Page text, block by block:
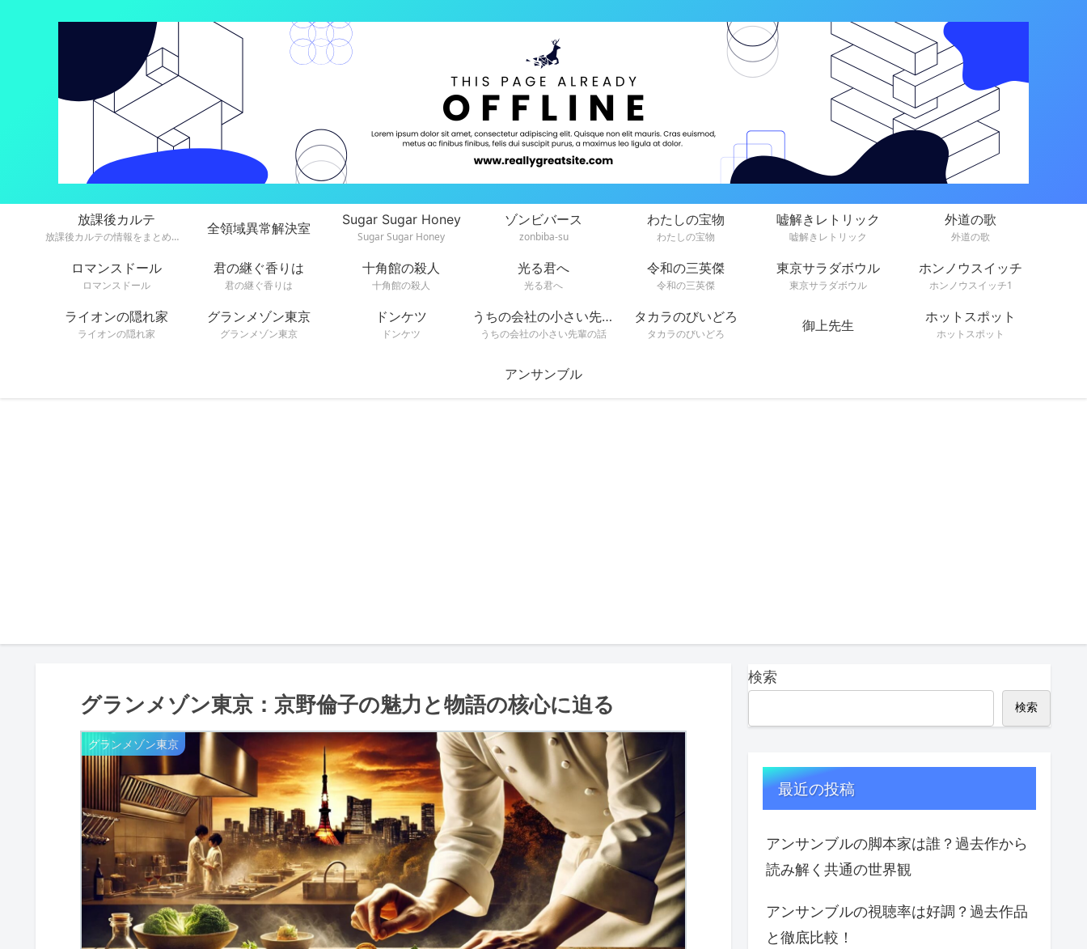
放課後カルテ
放課後カルテの情報をまとめています。
全領域異常解決室
Sugar Sugar Honey
Sugar Sugar Honey
ゾンビバース
zonbiba-su
わたしの宝物
わたしの宝物
嘘解きレトリック
嘘解きレトリック
外道の歌
外道の歌
ロマンスドール
ロマンスドール
君の継ぐ香りは
君の継ぐ香りは
十角館の殺人
十角館の殺人
光る君へ
光る君へ
令和の三英傑
令和の三英傑
東京サラダボウル
東京サラダボウル
ホンノウスイッチ
ホンノウスイッチ1
ライオンの隠れ家
ライオンの隠れ家
グランメゾン東京
グランメゾン東京
ドンケツ
ドンケツ
うちの会社の小さい先輩の話
うちの会社の小さい先輩の話
タカラのびいどろ
タカラのびいどろ
御上先生
ホットスポット
ホットスポット
アンサンブル
グランメゾン東京：京野倫子の魅力と物語の核心に迫る
グランメゾン東京
検索
検索
最近の投稿
アンサンブルの脚本家は誰？過去作から
読み解く共通の世界観
アンサンブルの視聴率は好調？過去作品
と徹底比較！